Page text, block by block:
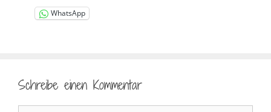
WhatsApp
Schreibe einen Kommentar